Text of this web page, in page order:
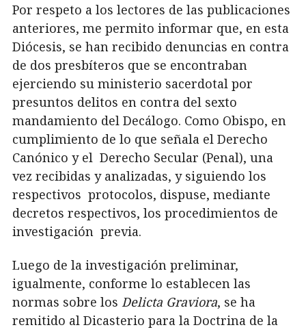
Por respeto a los lectores de las publicaciones
anteriores, me permito informar que, en esta
Diócesis, se han recibido denuncias en contra
de dos presbíteros que se encontraban
ejerciendo su ministerio sacerdotal por
presuntos delitos en contra del sexto
mandamiento del Decálogo. Como Obispo, en
cumplimiento de lo que señala el Derecho
Canónico y el Derecho Secular (Penal), una
vez recibidas y analizadas, y siguiendo los
respectivos protocolos, dispuse, mediante
decretos respectivos, los procedimientos de
investigación previa.
Luego de la investigación preliminar,
igualmente, conforme lo establecen las
normas sobre los Delicta Graviora, se ha
remitido al Dicasterio para la Doctrina de la